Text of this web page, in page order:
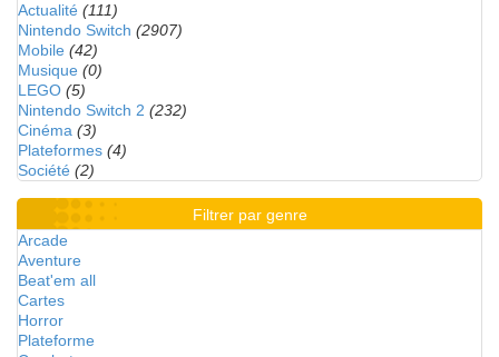
Actualité (111)
Nintendo Switch (2907)
Mobile (42)
Musique (0)
LEGO (5)
Nintendo Switch 2 (232)
Cinéma (3)
Plateformes (4)
Société (2)
Filtrer par genre
Arcade
Aventure
Beat'em all
Cartes
Horror
Plateforme